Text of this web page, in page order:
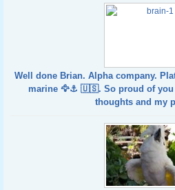
Well done Brian. Alpha company.
marine 🦅⚓️ 🇺🇸. So proud of
thoughts and my